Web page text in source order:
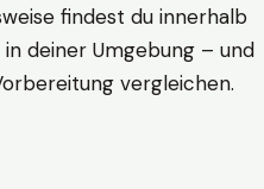
findest du innerhalb
deiner Umgebung – und
vergleichen.